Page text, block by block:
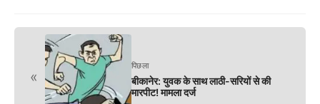
«
पिछला
बीकानेर: युवक के साथ लाठी-सरियों से की
मारपीट! मामला दर्ज